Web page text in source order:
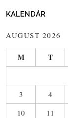
KALENDÁR
AUGUST 2026
M T
3
4
10
11